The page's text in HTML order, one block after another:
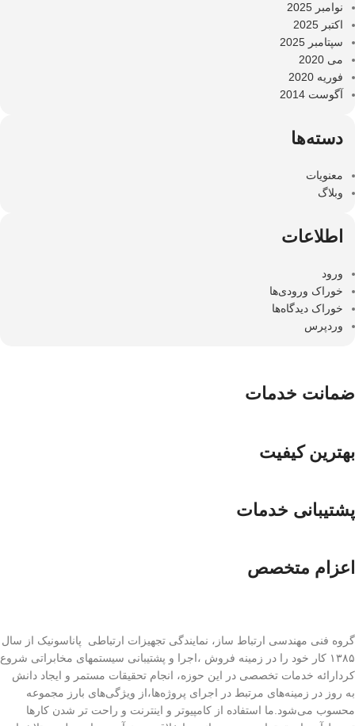
نوامبر 2025
اکتبر 2025
سپتامبر 2025
می 2020
فوریه 2020
آگوست 2014
دسته‌ها
معنویات
وبلاگ
اطلاعات
ورود
خوراک ورودی‌ها
خوراک دیدگاه‌ها
وردپرس
ضمانت خدمات
بهترین کیفیت
پشتیبانی خدمات
اعزام متخصص
گروه فنی مهندسی ارتباط ساز، نمایندگی تجهیزات ارتباطی پاناسونیک از سال
۱۳۸۵ کار خود را در زمینه فروش ،اجرا و پشتیبانی سیستمهای مخابراتی شروع
کردارائه خدمات تخصصی در این حوزه، انجام تحقیقات مستمر و ایجاد دانش
به‌ روز در زمینه‌های مرتبط در اجرای پروژه‌ها،از ویژگی‌های بارز مجموعه
محسوب می‌شود.ما استفاده از کامپیوتر و اینترنت و راحت تر شدن کارها